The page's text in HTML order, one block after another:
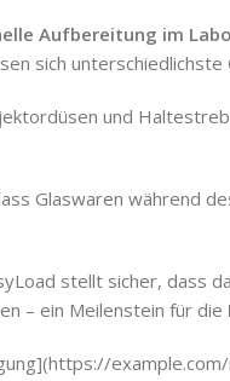
Aufbereitung im
sich
und
Glaswaren während
stellt sicher, dass
– ein Meilenstein für die